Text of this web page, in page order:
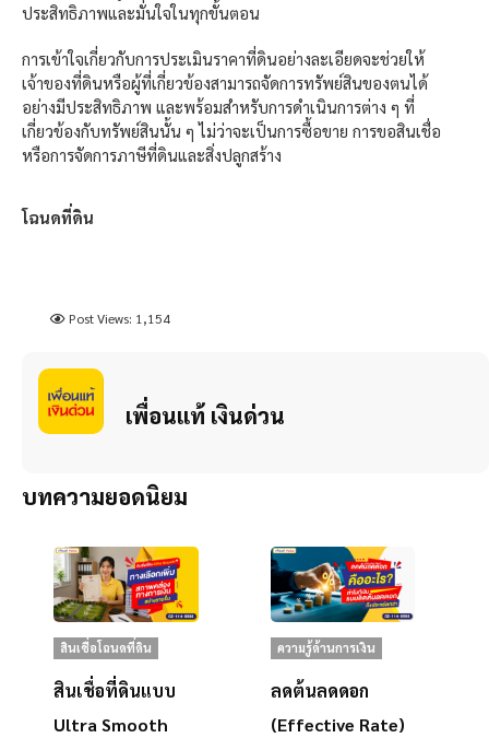
ประสิทธิภาพและมั่นใจในทุกขั้นตอน
การเข้าใจเกี่ยวกับการประเมินราคาที่ดินอย่างละเอียดจะช่วยให้
เจ้าของที่ดินหรือผู้ที่เกี่ยวข้องสามารถจัดการทรัพย์สินของตนได้
อย่างมีประสิทธิภาพ และพร้อมสำหรับการดำเนินการต่าง ๆ ที่
เกี่ยวข้องกับทรัพย์สินนั้น ๆ ไม่ว่าจะเป็นการซื้อขาย การขอสินเชื่อ
หรือการจัดการภาษีที่ดินและสิ่งปลูกสร้าง
โฉนดที่ดิน
Post Views: 1,154
เพื่อนแท้ เงินด่วน
บทความยอดนิยม
สินเชื่อโฉนดที่ดิน
สินเชื่อที่ดินแบบ
Ultra Smooth
ความรู้ด้านการเงิน
ลดต้นลดดอก
(Effective Rate)